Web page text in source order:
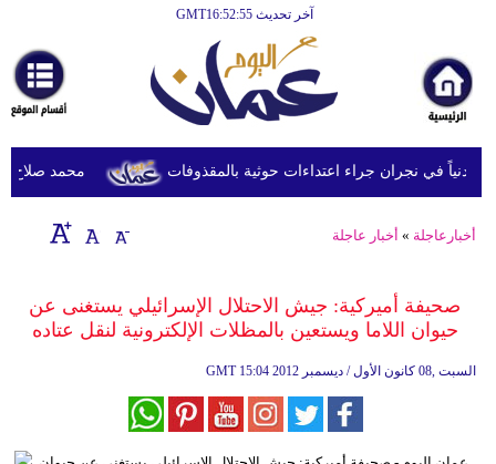
آخر تحديث GMT16:52:55
أخبارعاجلة
رياضة
ثقافة
إقتصاد
وموسيقى
محمد صلاح يصل
أخبارعاجلة » أخبار عاجلة
صحيفة أميركية: جيش الاحتلال الإسرائيلي يستغنى عن
حيوان اللاما ويستعين بالمظلات الإلكترونية لنقل عتاده
GMT 15:04 2012 السبت ,08 كانون الأول / ديسمبر